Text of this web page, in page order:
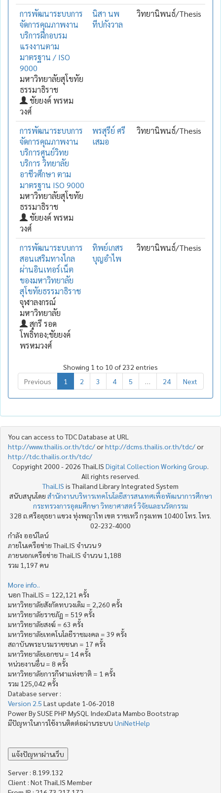
การพัฒนาระบบการ
จัดการคุณภาพงาน
บริการฝึกอบรม
แรงงานตาม
มาตรฐาน / ISO
9000
มหาวิทยาลัยสุโขทัย
ธรรมาธิราช
ชัยยงค์ พรหม
วงศ์
นิสา นพ
ทีปกังวาล
วิทยานิพนธ์/Thesis
การพัฒนาระบบการ
จัดการคุณภาพงาน
บริการศูนย์วิทย
บริการ วิทยาลัย
อาชีวศึกษา ตาม
มาตรฐาน ISO 9000
มหาวิทยาลัยสุโขทัย
ธรรมาธิราช
ชัยยงค์ พรหม
วงศ์
พรสุรีย์ ศรี
เสมอ
วิทยานิพนธ์/Thesis
การพัฒนาระบบการ
สอนเสริมทางไกล
ผ่านอินเทอร์เน็ต
ของมหาวิทยาลัย
สุโขทัยธรรมาธิราช
จุฬาลงกรณ์
มหาวิทยาลัย
สุกรี รอด
โพธิ์ทอง;ชัยยงค์
พรหมวงศ์
ทิพย์เกสร
บุญอำไพ
วิทยานิพนธ์/Thesis
Showing 1 to 10 of 232 entries
Previous
1 2 3 4 5 24 Next
You can access to TDC Database at URL
http://www.thailis.or.th/tdc/orhttp://dcms.thailis.or.th/tdc/or
http://tdc.thailis.or.th/tdc/
Copyright 2000 - 2026 ThaiLIS Digital Collection Working Group
All rights reserved.
ThaiLIS is Thailand Library Integrated System
สนับสนุนโดย สำนักงานบริหารเทคโนโลยีสารสนเทศเพื่อพัฒนาการศึกษา
กระทรวงการอุดมศึกษา วิทยาศาสตร์ วิจัยและนวัตกรรม
328 ถ.ศรีอยุธยา แขวง ทุ่งพญาไท เขต ราชเทวี กรุงเทพ 10400 โทร. โทร.
02-232-4000
กำลัง ออน์ไลน์
ภายในเครือข่าย ThaiLIS จำนวน 9
ภายนอกเครือข่าย ThaiLIS จำนวน 1,188
รวม 1,197 คน
More info..
นอก ThaiLIS = 122,121 ครั้ง
มหาวิทยาลัยสังกัดทบวงเดิม = 2,260 ครั้ง
มหาวิทยาลัยราชภัฏ = 519 ครั้ง
มหาวิทยาลัยสงฆ์ = 63 ครั้ง
มหาวิทยาลัยเทคโนโลยีราชมงคล = 39 ครั้ง
สถาบันพระบรมราชชนก = 17 ครั้ง
มหาวิทยาลัยเอกชน = 14 ครั้ง
หน่วยงานอื่น = 8 ครั้ง
มหาวิทยาลัยการกีฬาแห่งชาติ = 1 ครั้ง
รวม 125,042 ครั้ง
Database server :
Version 2.5 Last update 1-06-2018
Power By SUSE PHP MySQL IndexData Mambo Bootstrap
มีปัญหาในการใช้งานติดต่อผ่านระบบ UniNetHelp
Server : 8.199.132
Client : Not ThaiLIS Member